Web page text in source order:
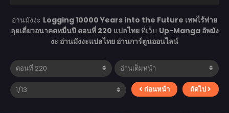
อ่านมังงะ Logging 10000 Years into the Future เทพไร้พ่าย
ลุยเดี่ยวอนาคตหมื่นปี ตอนที่ 220 แปลไทยที่เว็บ Up-Manga อัพมัง
งะ อ่านมังงะแปลไทย อ่านการ์ตูนออนไลน์
ก่อนหน้า ถัดไป